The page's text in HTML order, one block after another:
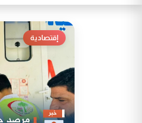
إقتصادية